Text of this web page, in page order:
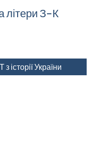
літери З-К
України